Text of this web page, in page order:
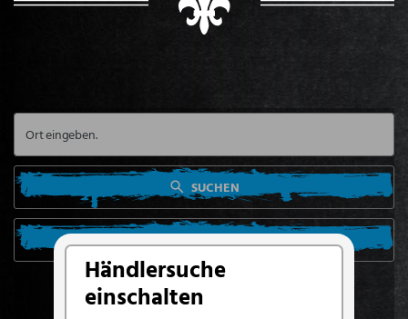
Händlersuche
einschalten
SUCHEN
SUCHE VON MEINEM STANDORT AUS